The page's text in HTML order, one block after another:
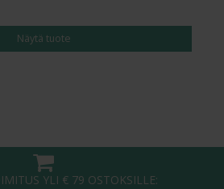
Näytä tuote
YLI € 79 OSTOKSILLE: